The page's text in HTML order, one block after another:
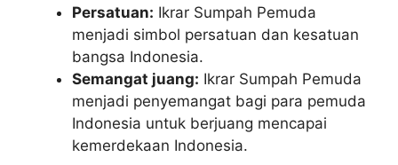
Persatuan: Ikrar Sumpah Pemuda
menjadi simbol persatuan dan kesatuan
bangsa Indonesia.
Semangat juang: Ikrar Sumpah Pemuda
menjadi penyemangat bagi para pemuda
Indonesia untuk berjuang mencapai
kemerdekaan Indonesia.